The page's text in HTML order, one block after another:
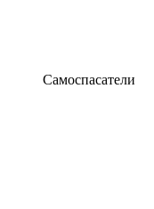
Самоспасатели